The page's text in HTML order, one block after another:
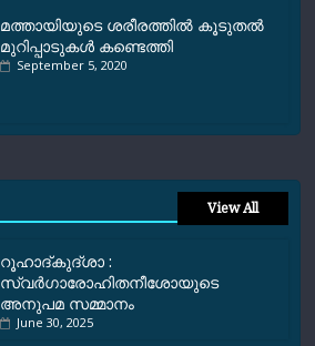
മത്തായിയുടെ ശരീരത്തില്‍ കൂടുതല്‍
മുറിപ്പാടുകള്‍ കണ്ടെത്തി
September 5, 2020
View All
റൂഹാദ്‌കുദ്‌ശാ :
സ്വർഗാരോഹിതനീശോയുടെ
അനുപമ സമ്മാനം
June 30, 2025